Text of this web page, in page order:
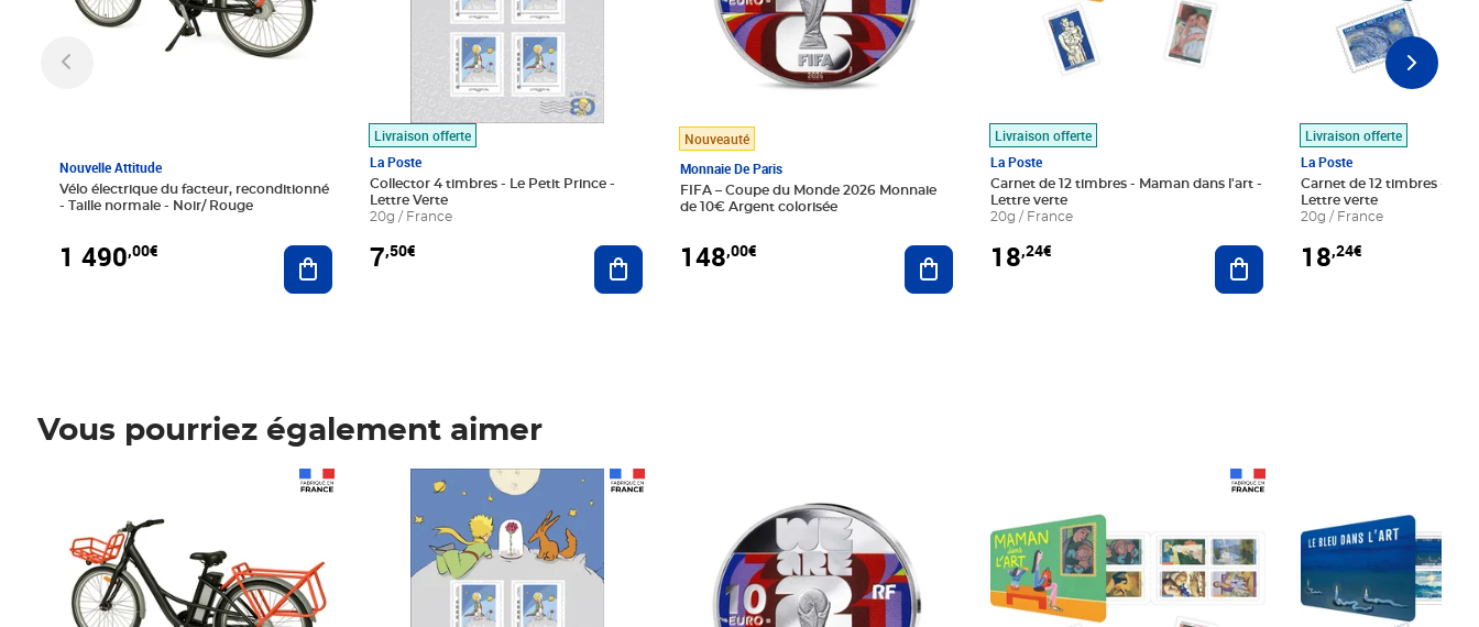
Nouvelle Attitude
Vélo électrique du facteur, reconditionné
- Taille normale - Noir/ Rouge
1 490,00€ Ajouter au panier
Livraison offerte
La Poste
Collector 4 timbres - Le Petit Prince -
Lettre Verte
20g / France
7,50€ Ajouter au panier
Nouveauté
Monnaie De Paris
FIFA – Coupe du Monde 2026 Monnaie
de 10€ Argent colorisée
148,00€ Ajouter au panier
Livraison offerte
La Poste
Carnet de 12 timbres - Maman dans l'art -
Lettre verte
20g / France
18,24€ Ajouter au panier
Livraison offerte
La Poste
Carnet de 12 timbres - Le
Lettre verte
20g / France
18,24€
Vous pourriez également aimer
Prix 7,50€